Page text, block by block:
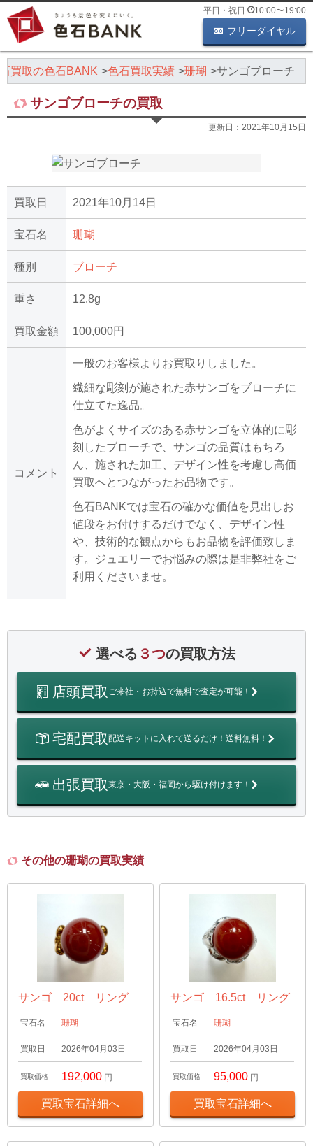
平日・祝日 10:00〜19:00
フリーダイヤル
買取の色石BANK 色石買取実績 珊瑚 サンゴブローチ
サンゴブローチの買取
更新日： 2021年10月15日
買取日 2021年10月14日
宝石名 珊瑚
種別 ブローチ
重さ 12.8g
買取金額 100,000円
コメント
一般のお客様よりお買取りしました。
繊細な彫刻が施された赤サンゴをブローチに
仕立てた逸品。
色がよくサイズのある赤サンゴを立体的に彫
刻したブローチで、サンゴの品質はもちろ
ん、施された加工、デザイン性を考慮し高価
買取へとつながったお品物です。
色石BANKでは宝石の確かな価値を見出しお
値段をお付けするだけでなく、デザイン性
や、技術的な観点からもお品物を評価致しま
す。ジュエリーでお悩みの際は是非弊社をご
利用くださいませ。
選べる ３つの買取方法
店頭買取 ご来社・お持込で無料で査定が可能！
宅配買取配送キットに入れて送るだけ！送料無料！
出張買取東京・大阪・福岡から駆け付けます！
その他の珊瑚の買取実績
サンゴ 20ct リング
宝石名 珊瑚
買取日 2026年04月03日
買取価格 192,000 円
買取宝石詳細へ
サンゴ 16.5ct リング
宝石名 珊瑚
買取日 2026年04月03日
買取価格 95,000 円
買取宝石詳細へ